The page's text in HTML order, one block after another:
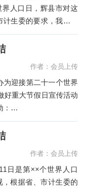
界人口日，辉县市对这
生委的要求，我市进
作者：会员上传
为迎接第二十一个世界
好重大节假日宣传活动
作者：会员上传
日是第××个世界人口
根据省、市计生委的